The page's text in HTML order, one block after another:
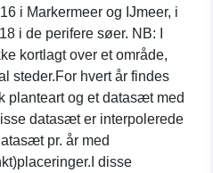
i Markermeer og IJmeer, i
i de perifere søer. NB: I
kortlagt over et område,
steder.For hvert år findes
planteart og et datasæt med
datasæt er interpolerede
pr. år med
disse